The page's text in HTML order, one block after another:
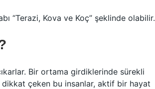
“Terazi, Kova ve Koç” şeklinde olabilir.
Bir ortama girdiklerinde sürekli
dikkat çeken bu insanlar, aktif bir hayat